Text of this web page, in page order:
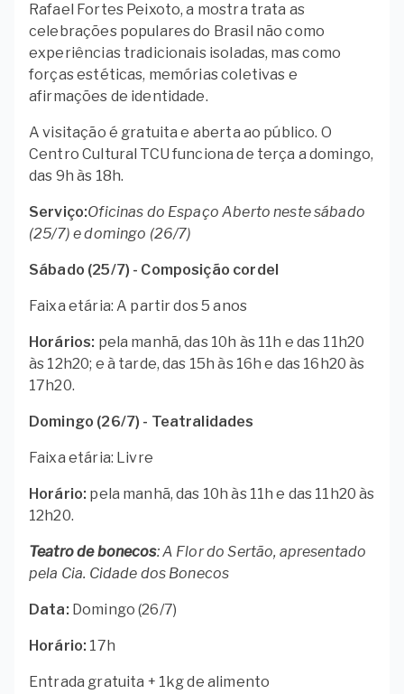
Rafael Fortes Peixoto, a mostra trata as
celebrações populares do Brasil não como
experiências tradicionais isoladas, mas como
forças estéticas, memórias coletivas e
afirmações de identidade.
A visitação é gratuita e aberta ao público. O
Centro Cultural TCU funciona de terça a domingo,
das 9h às 18h.
Serviço:Oficinas do Espaço Aberto neste sábado
(25/7) e domingo (26/7)
Sábado (25/7) - Composição cordel
Faixa etária: A partir dos 5 anos
Horários: pela manhã, das 10h às 11h e das 11h20
às 12h20; e à tarde, das 15h às 16h e das 16h20 às
17h20.
Domingo (26/7) - Teatralidades
Faixa etária: Livre
Horário: pela manhã, das 10h às 11h e das 11h20 às
12h20.
Teatro de bonecos: A Flor do Sertão, apresentado
pela Cia. Cidade dos Bonecos
Data: Domingo (26/7)
Horário: 17h
Entrada gratuita + 1kg de alimento